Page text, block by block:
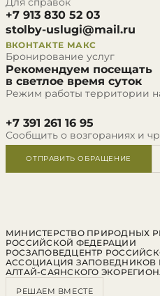
+7 913 830 52 03
stolby-uslugi@mail.ru
ВКОНТАКТЕ МАКС
Бронирование услуг
Рекомендуем посещать
в светлое время суток
Режим работы территории
+7 391 261 16 95
Сообщить о возгораниях и
ОТПРАВИТЬ ОБРАЩЕНИЕ
МИНИСТЕРСТВО ПРИРОДНЫХ
РОССИЙСКОЙ ФЕДЕРАЦИИ
РОСЗАПОВЕДЦЕНТР
АССОЦИАЦИЯ
АЛТАЙ-САЯНСКОГО
РЕШАЕМ ВМЕСТЕ